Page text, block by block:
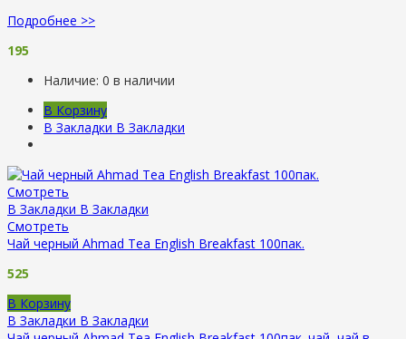
Подробнее >>
195
Наличие: 0 в наличии
В Корзину
В Закладки В Закладки
Смотреть
В Закладки В Закладки
Смотреть
Чай черный Ahmad Tea English Breakfast 100пак.
525
В Корзину
В Закладки В Закладки